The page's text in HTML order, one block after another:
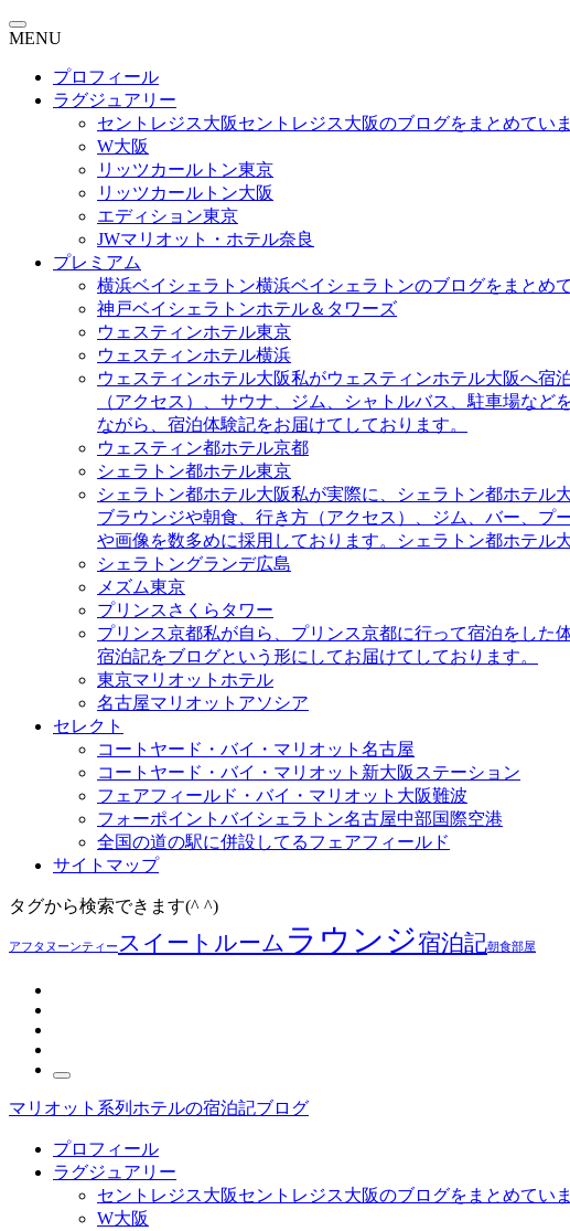
MENU
プロフィール
ラグジュアリー
セントレジス大阪セントレジス大阪のブログをまとめてい
W大阪
リッツカールトン東京
リッツカールトン大阪
エディション東京
JWマリオット・ホテル奈良
プレミアム
横浜ベイシェラトン横浜ベイシェラトンのブログをまとめ
神戸ベイシェラトンホテル＆タワーズ
ウェスティンホテル東京
ウェスティンホテル横浜
ウェスティンホテル大阪私がウェスティンホテル大阪へ宿
（アクセス）、サウナ、ジム、シャトルバス、駐車場な
ながら、宿泊体験記をお届けてしております。
ウェスティン都ホテル京都
シェラトン都ホテル東京
シェラトン都ホテル大阪私が実際に、シェラトン都ホテル
ブラウンジや朝食、行き方（アクセス）、ジム、バー、
や画像を数多めに採用しております。シェラトン都ホテル
シェラトングランデ広島
メズム東京
プリンスさくらタワー
プリンス京都私が自ら、プリンス京都に行って宿泊をした
宿泊記をブログという形にしてお届けてしております。
東京マリオットホテル
名古屋マリオットアソシア
セレクト
コートヤード・バイ・マリオット名古屋
コートヤード・バイ・マリオット新大阪ステーション
フェアフィールド・バイ・マリオット大阪難波
フォーポイントバイシェラトン名古屋中部国際空港
全国の道の駅に併設してるフェアフィールド
サイトマップ
タグから検索できます(^ ^)
アフタヌーンティースイートルーム ラウンジ宿泊記朝食部屋
マリオット系列ホテルの宿泊記ブログ
プロフィール
ラグジュアリー
セントレジス大阪セントレジス大阪のブログをまとめてい
W大阪